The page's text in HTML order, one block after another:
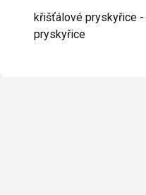
křišťálové pryskyřice
pryskyřice